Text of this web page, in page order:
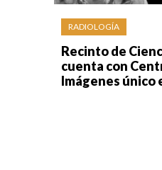
RADIOLOGÍA
Recinto de
cuenta con
Imágenes único